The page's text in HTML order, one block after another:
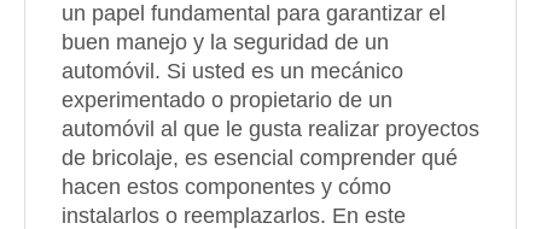
un papel fundamental para garantizar el
buen manejo y la seguridad de un
automóvil. Si usted es un mecánico
experimentado o propietario de un
automóvil al que le gusta realizar proyectos
de bricolaje, es esencial comprender qué
hacen estos componentes y cómo
instalarlos o reemplazarlos. En este